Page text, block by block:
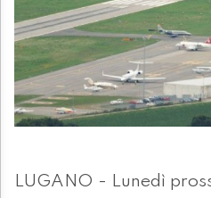
LUGANO - Lunedì